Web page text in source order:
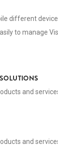
different
to manage
and
and